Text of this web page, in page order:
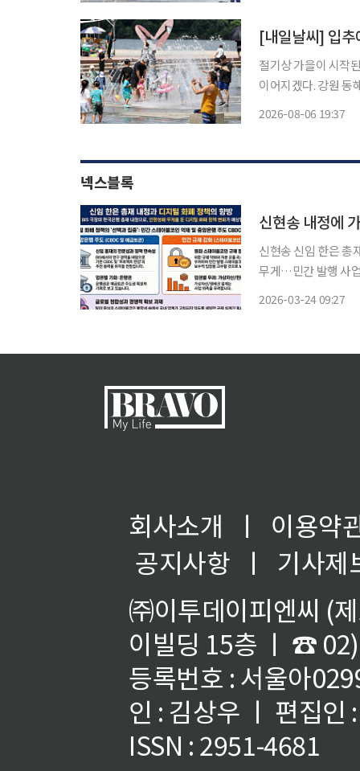
[내일날씨] 입
절기상 가을이 시작
이어지겠다. 강원 동해안
2026-08-06 19:37
넥스블록
신현송 내정에
신현송 신임 한은
무게…민간 발행 사
2026-03-24 09:27
회사소개 ㅣ
이용약
공지사항
ㅣ
기사제
㈜이투데이피엔씨 (
이빌딩 15층 ㅣ ☎
등록번호 : 서울아
인 : 김상우 ㅣ 편집인
ISSN : 2951-4681